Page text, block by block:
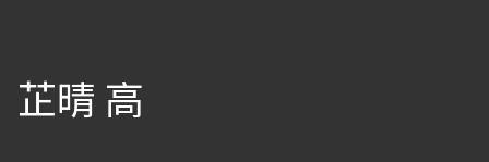
芷晴 高